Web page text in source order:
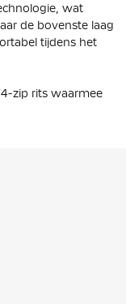
wat
de bovenste laag
tijdens het
zip rits waarmee